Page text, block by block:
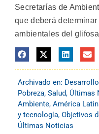
Secretarías de
que deberá
ambientales del
Archivado en:
Pobreza, Salud, Últimas
Ambiente, América
y tecnología, Objetivos
Últimas Noticias